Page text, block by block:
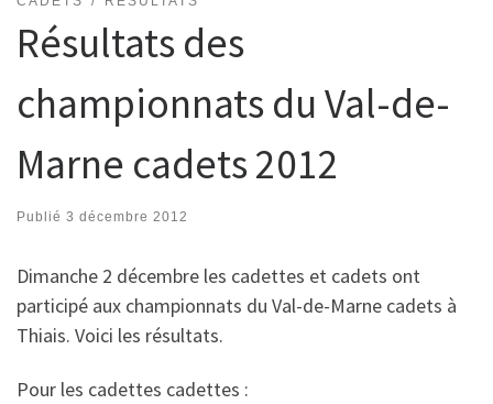
Résultats des
championnats du Val-de-
Marne cadets 2012
Publié 3 décembre 2012
Dimanche 2 décembre les cadettes et cadets ont
participé aux championnats du Val-de-Marne cadets à
Thiais. Voici les résultats.
Pour les cadettes cadettes :